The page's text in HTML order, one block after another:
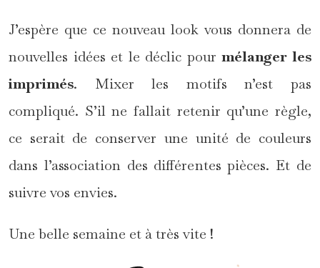
J’espère que ce nouveau look vous donnera de
nouvelles idées et le déclic pourmélanger les
imprimés. Mixer les motifs n’est pas
compliqué. S’il ne fallait retenir qu’une règle,
ce serait de conserver une unité de couleurs
dans l’association des différentes pièces. Et de
suivre vos envies.
Une belle semaine et à très vite !